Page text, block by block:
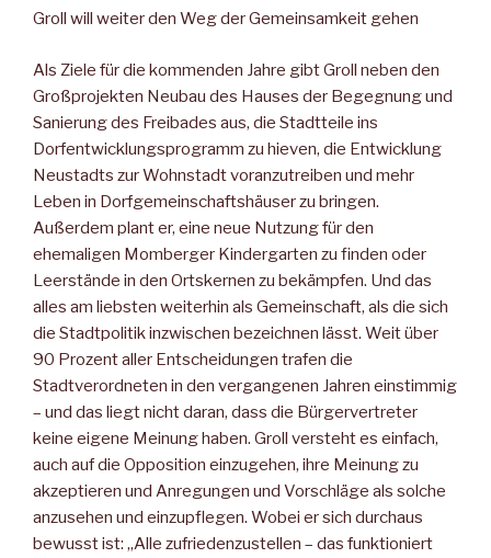
Groll will weiter den Weg der Gemeinsamkeit gehen
Als Ziele für die kommenden Jahre gibt Groll neben den
Großprojekten Neubau des Hauses der Begegnung und
Sanierung des Freibades aus, die Stadtteile ins
Dorfentwicklungsprogramm zu hieven, die Entwicklung
Neustadts zur Wohnstadt voranzutreiben und mehr
Leben in Dorfgemeinschaftshäuser zu bringen.
Außerdem plant er, eine neue Nutzung für den
ehemaligen Momberger Kindergarten zu finden oder
Leerstände in den Ortskernen zu bekämpfen. Und das
alles am liebsten weiterhin als Gemeinschaft, als die sich
die Stadtpolitik inzwischen bezeichnen lässt. Weit über
90 Prozent aller Entscheidungen trafen die
Stadtverordneten in den vergangenen Jahren einstimmig
– und das liegt nicht daran, dass die Bürgervertreter
keine eigene Meinung haben. Groll versteht es einfach,
auch auf die Opposition einzugehen, ihre Meinung zu
akzeptieren und Anregungen und Vorschläge als solche
anzusehen und einzupflegen. Wobei er sich durchaus
bewusst ist: „Alle zufriedenzustellen – das funktioniert